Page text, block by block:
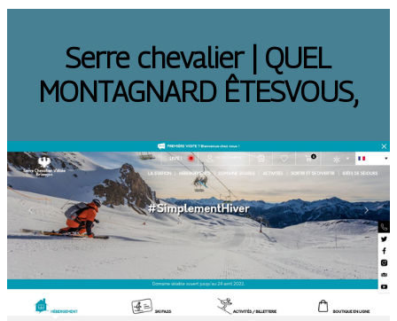
Serre chevalier | QUEL
MONTAGNARD ÊTESVOUS,